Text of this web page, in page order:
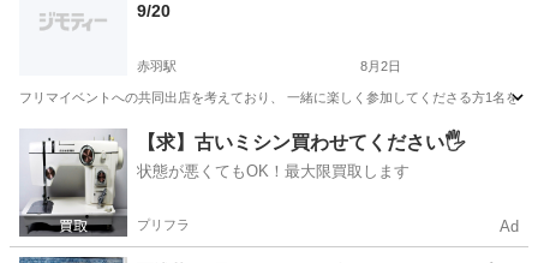
9/20
赤羽駅 8月2日
フリマイベントへの共同出店を考えており、 一緒に楽しく参加してくださる方1名を
東京 北区 赤羽駅 フリーマーケット 断捨離
【求】古いミシン買わせてください🖐️
状態が悪くてもOK！最大限買取します
プリフラ Ad